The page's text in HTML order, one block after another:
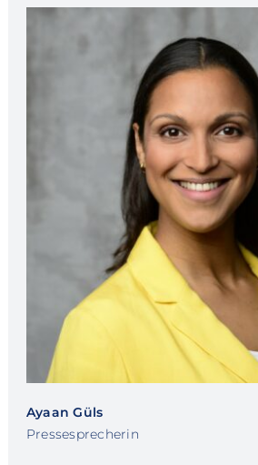
Ayaan Güls
Pressesprecherin